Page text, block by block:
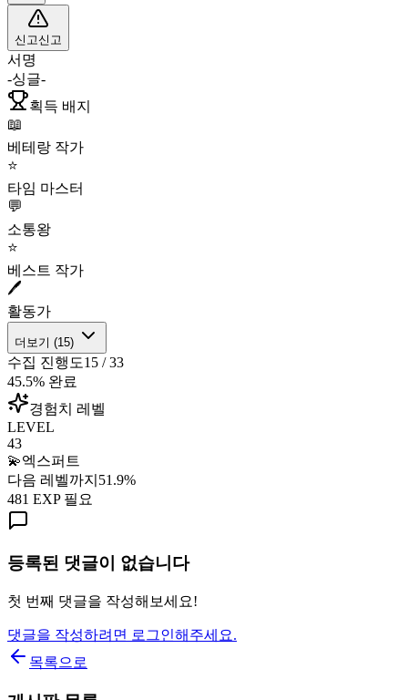
신고신고
서명
-싱글-
획득 배지
📖
베테랑 작가
⭐
타임 마스터
💬
소통왕
⭐
베스트 작가
🖊️
활동가
더보기 (15)
수집 진행도15 /33
45.5% 완료
경험치 레벨
LEVEL
43
💫엑스퍼트
다음 레벨까지 51.9%
481 EXP 필요
등록된 댓글이 없습니다
첫 번째 댓글을 작성해보세요!
댓글을 작성하려면 로그인해주세요.
목록으로